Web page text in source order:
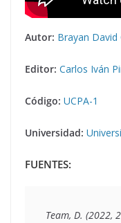
Autor: Brayan
Editor: Carlos Iván
Código: UCPA-1
Universidad:
FUENTES:
Team, D. (2022,